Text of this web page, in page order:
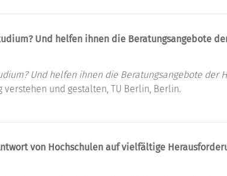
Und helfen ihnen die Beratungsangebote
Und helfen ihnen die Beratungsangebote der
verstehen und gestalten, TU Berlin, Berlin.
von Hochschulen auf vielfältige